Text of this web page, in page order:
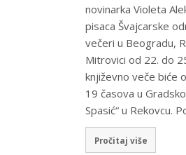
novinarka Violeta
pisaca Švajcarske
večeri u Beogradu,
Mitrovici od 22. do
književno veče biće
19 časova u
Spasić“ u Rekovcu.
Pročitaj više